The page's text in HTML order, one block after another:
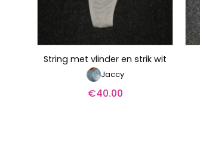
String met vlinder en strik wit
Jaccy
€40.00